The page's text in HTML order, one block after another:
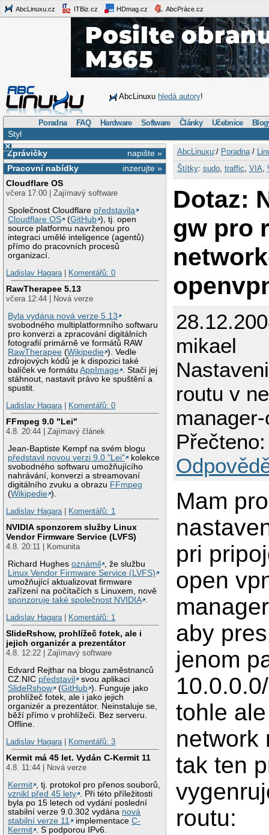
AbcLinuxu.cz ITBiz.cz HDmag.cz AbcPráce.cz
AbcLinuxu hledá autory!
Poradna FAQ Hardware Software Články Učebnice
Styl
×
napište »
Zprávičky
inzerujte »
Pracovní nabídky
Cloudflare OS
včera 17:00 | Zajímavý software
Společnost Cloudflare představila
Cloudflare OS
(GitHub ), tj. open
source platformu navrženou pro
integraci umělé inteligence (agentů)
přímo do pracovních procesů
organizací.
Ladislav Hagara| Komentářů: 0
RawTherapee 5.13
včera 12:44 | Nová verze
Byla vydána nová verze 5.13
svobodného multiplatformního softwaru
pro konverzi a zpracování digitálních
fotografií primárně ve formátů RAW
RawTherapee (Wikipedie ). Vedle
zdrojových kódů je k dispozici také
balíček ve formátuAppImage
. Stačí jej
stáhnout, nastavit právo ke spuštění a
spustit.
Ladislav Hagara| Komentářů: 0
FFmpeg 9.0 "Lei"
4.8. 20:44 | Zajímavý článek
Jean-Baptiste Kempf na svém blogu
představil novou verzi 9.0 "Lei"
kolekce
svobodného softwaru umožňujícího
nahrávání, konverzi a streamovaní
digitálního zvuku a obrazu FFmpeg
(Wikipedie ).
Ladislav Hagara| Komentářů: 1
NVIDIA sponzorem služby Linux
Vendor Firmware Service (LVFS)
4.8. 20:11 | Komunita
Richard Hughesoznámil
, že službu
Linux Vendor Firmware Service (LVFS)
umožňující aktualizovat firmware
zařízení na počítačích s Linuxem, nově
sponzoruje také společnost NVIDIA
Ladislav Hagara| Komentářů: 1
SlideRshow, prohlížeč fotek, ale i
jejich organizér a prezentátor
4.8. 12:22 | Zajímavý software
Edvard Rejthar na blogu zaměstnanců
CZ.NIC představil
svou aplikaci
SlideRshow
(GitHub ). Funguje jako
prohlížeč fotek, ale i jako jejich
organizér a prezentátor. Neinstaluje se,
běží přímo v prohlížeči. Bez serveru.
Offline.
Ladislav Hagara| Komentářů: 3
Kermit má 45 let. Vydán C-Kermit 11
4.8. 11:44 | Nová verze
Kermit
, tj. protokol pro přenos souborů,
vznikl před 45 lety
. Při této příležitosti
byla po 15 letech od vydání poslední
stabilní verze 9.0.302 vydána nová
stabilní verze 11
implementaceC-
Kermit
. S podporou IPv6.
AbcLinuxu:/ Poradna/
Štítky: sudo, traffic VIA
Dotaz:
gw pro
mikael
routu v
Mam
pri
open
aby
jenom
tohle
network
tak ten
routu: